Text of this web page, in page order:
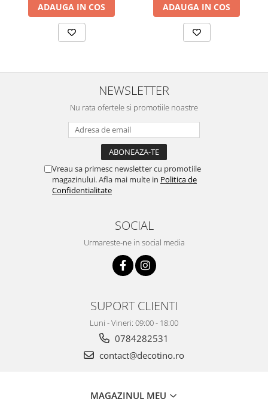
ADAUGA IN COS ADAUGA IN COS
NEWSLETTER
Nu rata ofertele si promotiile noastre
Vreau sa primesc newsletter cu promotiile
magazinului. Afla mai multe in Politica de
Confidentialitate
SOCIAL
Urmareste-ne in social media
SUPORT CLIENTI
Luni - Vineri: 09:00 - 18:00
0784282531
contact@decotino.ro
MAGAZINUL MEU